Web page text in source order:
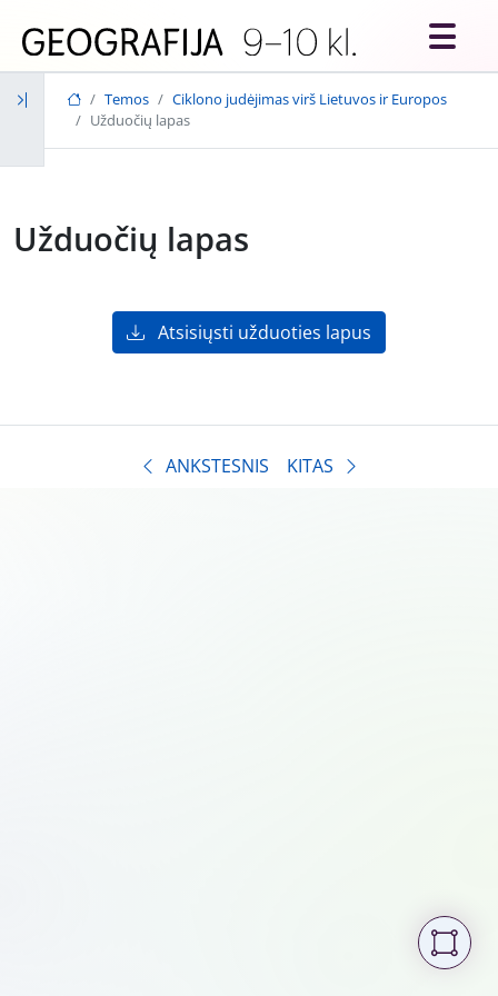
Temos
Ciklono judėjimas virš Lietuvos ir Europos
Užduočių lapas
Užduočių lapas
Atsisiųsti užduoties lapus
ANKSTESNIS KITAS